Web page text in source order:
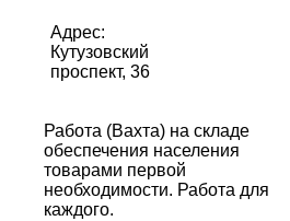
Адрес:
Кутузовский
проспект, 36
Работа (Вахта) на складе
обеспечения населения
товарами первой
необходимости. Работа для
каждого.